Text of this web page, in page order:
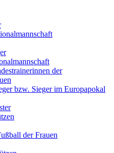
der
bzw. Sieger im Europapokal
der Frauen